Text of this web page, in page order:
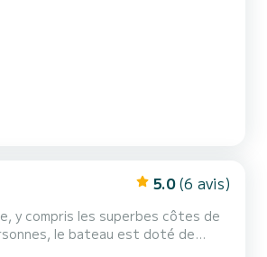
5.0 (6 avis)
y compris les superbes côtes de
le bateau est doté de
mains courantes en acier